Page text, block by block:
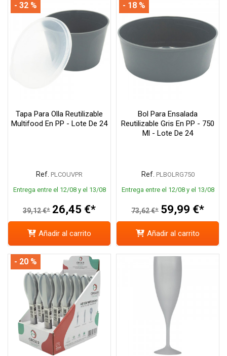
Tapa Para Olla Reutilizable
Multifood En PP - Lote De 24
Ref. PLCOUVPR
Entrega entre el 12/08 y el 13/08
39,12 €* 26,45 €*
- 32 %
Añadir al carrito
Bol Para Ensalada
Reutilizable Gris En PP - 750
Ml - Lote De 24
Ref. PLBOLRG750
Entrega entre el 12/08 y el 13/08
73,62 €* 59,99 €*
- 18 %
Añadir al carrito
- 20 %